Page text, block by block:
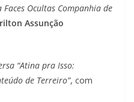
Faces Ocultas Companhia de
Assunção
“Atina pra Isso:
de Terreiro”, com